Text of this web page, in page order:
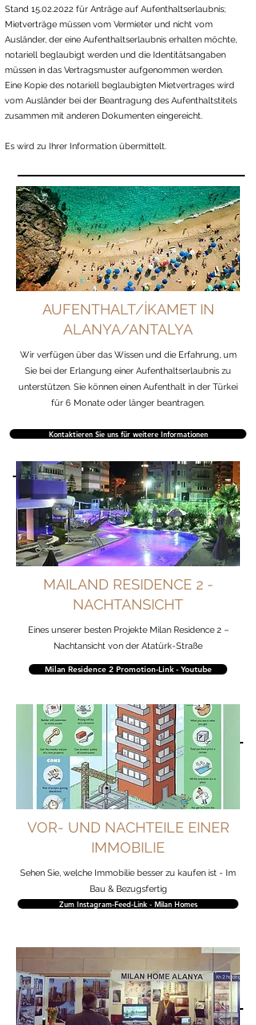
Stand 15.02.2022 für Anträge auf Aufenthaltserlaubnis;
Mietverträge müssen vom Vermieter und nicht vom
Ausländer, der eine Aufenthaltserlaubnis erhalten möchte,
notariell beglaubigt werden und die Identitätsangaben
müssen in das Vertragsmuster aufgenommen werden.
Eine Kopie des notariell beglaubigten Mietvertrages wird
vom Ausländer bei der Beantragung des Aufenthaltstitels
zusammen mit anderen Dokumenten eingereicht.
Es wird zu Ihrer Information übermittelt.
AUFENTHALT/İKAMET IN
ALANYA/ANTALYA
Wir verfügen über das Wissen und die Erfahrung, um
Sie bei der Erlangung einer Aufenthaltserlaubnis zu
unterstützen. Sie können einen Aufenthalt in der Türkei
für 6 Monate oder länger beantragen.
Kontaktieren Sie uns für weitere Informationen
MAILAND RESIDENCE 2 -
NACHTANSICHT
Eines unserer besten Projekte Milan Residence 2 –
Nachtansicht von der Atatürk-Straße
Milan Residence 2 Promotion-Link - Youtube
VOR- UND NACHTEILE EINER
IMMOBILIE
Sehen Sie, welche Immobilie besser zu kaufen ist - Im
Bau & Bezugsfertig
Zum Instagram-Feed-Link - Milan Homes